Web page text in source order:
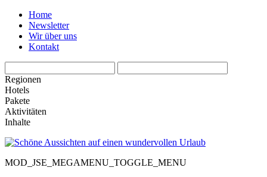
Home
Newsletter
Wir über uns
Kontakt
Regionen
Hotels
Pakete
Aktivitäten
Inhalte
MOD_JSE_MEGAMENU_TOGGLE_MENU